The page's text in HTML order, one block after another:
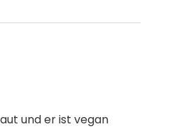
und er ist vegan